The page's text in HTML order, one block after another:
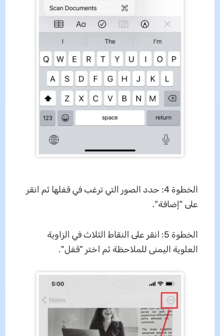
الخطوة 4: حدد الصور التي ترغب في قفلها ثم انقر
على "إضافة".
الخطوة 5: انقر على النقاط الثلاث في الزاوية
العلوية اليمنى للملاحظة ثم اختر "قفل".